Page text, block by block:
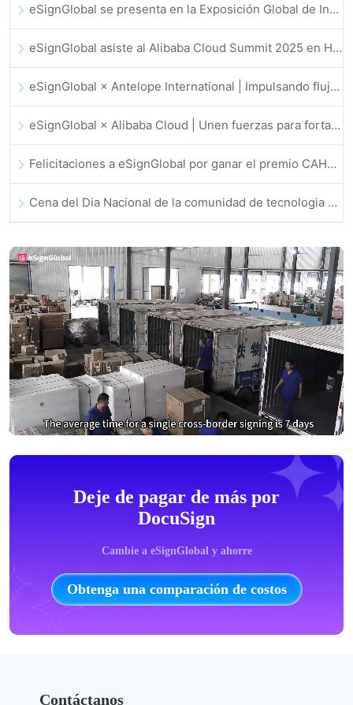
eSignGlobal se presenta en la Exposición Global de Innovación GIS 2025
eSignGlobal asiste al Alibaba Cloud Summit 2025 en Hong Kong, para discutir conjuntamente el futuro de la innovación en la nube impulsada por la IA y la confianza digital
eSignGlobal × Antelope International | Impulsando flujos de trabajo digitales seguros y basados en IA
eSignGlobal × Alibaba Cloud | Unen fuerzas para fortalecer la confianza digital global en fintech
Felicitaciones a eSignGlobal por ganar el premio CAHK STAR 2025
Cena del Dia Nacional de la comunidad de tecnologia e innovacion de Hong Kong
Deje de pagar de más por
DocuSign
Cambie a eSignGlobal y ahorre
Obtenga una comparación de costos
Contáctanos